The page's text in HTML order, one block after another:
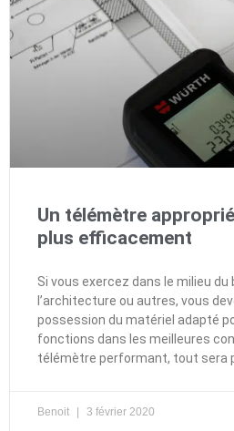
Un télémètre
plus efficacement
Si vous exercez dans le milieu
l’architecture ou autres, vous
possession du matériel adapté
fonctions dans les meilleures
télémètre performant, tout sera
Benoit 3 février 2020